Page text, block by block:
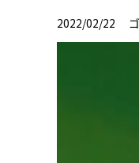
2022/02/22